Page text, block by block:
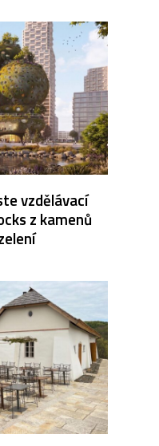
vzdělávací
z kamenů